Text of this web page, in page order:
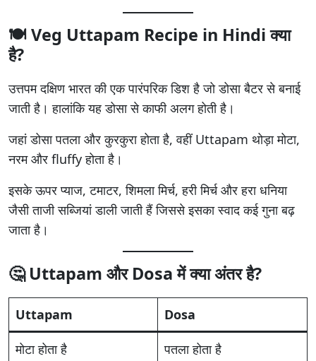
🍽️Veg Uttapam Recipe in Hindiक्या
है?
उत्तपम दक्षिण भारत की एक पारंपरिक डिश है जो डोसा बैटर से बनाई
जाती है। हालांकि यह डोसा से काफी अलग होती है।
जहां डोसा पतला और कुरकुरा होता है, वहीं Uttapam थोड़ा मोटा,
नरम और fluffy होता है।
इसके ऊपर प्याज, टमाटर, शिमला मिर्च, हरी मिर्च और हरा धनिया
जैसी ताजी सब्जियां डाली जाती हैं जिससे इसका स्वाद कई गुना बढ़
जाता है।
🤔 Uttapam और Dosa में क्या अंतर है?
Uttapam Dosa
मोटा होता है
पतला होता है